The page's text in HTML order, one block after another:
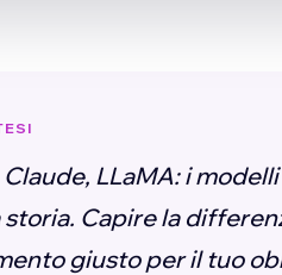
Claude, LLaMA: i
storia. Capire la
giusto per il tuo